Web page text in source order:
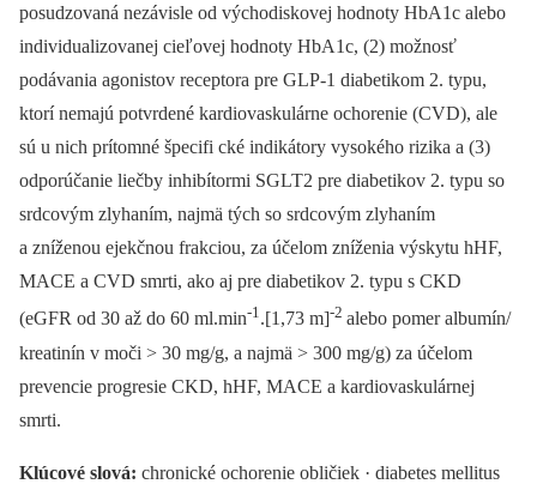
posudzovaná nezávisle od východiskovej hodnoty HbA1c alebo
individualizovanej cieľovej hodnoty HbA1c, (2) možnosť
podávania agonistov receptora pre GLP-1 diabetikom 2. typu,
ktorí nemajú potvrdené kardiovaskulárne ochorenie (CVD), ale
sú u nich prítomné špecifi cké indikátory vysokého rizika a (3)
odporúčanie liečby inhibítormi SGLT2 pre diabetikov 2. typu so
srdcovým zlyhaním, najmä tých so srdcovým zlyhaním
a zníženou ejekčnou frakciou, za účelom zníženia výskytu hHF,
MACE a CVD smrti, ako aj pre diabetikov 2. typu s CKD
(eGFR od 30 až do 60 ml.min-1.[1,73 m]-2 alebo pomer albumín/
kreatinín v moči > 30 mg/g, a najmä > 300 mg/g) za účelom
prevencie progresie CKD, hHF, MACE a kardiovaskulárnej
smrti.
Klúcové slová: chronické ochorenie obličiek · diabetes mellitus